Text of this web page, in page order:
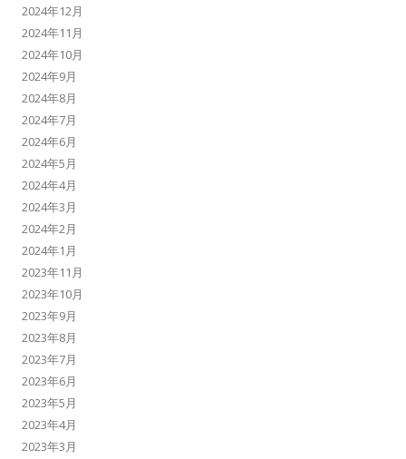
2024年12月
2024年11月
2024年10月
2024年9月
2024年8月
2024年7月
2024年6月
2024年5月
2024年4月
2024年3月
2024年2月
2024年1月
2023年11月
2023年10月
2023年9月
2023年8月
2023年7月
2023年6月
2023年5月
2023年4月
2023年3月